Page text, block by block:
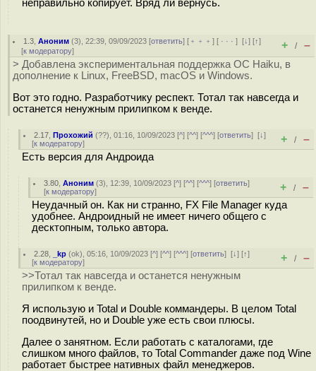
неправильно копирует. Вряд ли вернусь.
1.3 ,Аноним (3), 22:39, 09/09/2023 [ответить] [ ﹢﹢﹢] [ · · ·][↓] [↑]
[к модератору] + / –
> Добавлена экспериментальная поддержка ОС Haiku, в
дополнение к Linux, FreeBSD, macOS и Windows.
Вот это годно. Разработчику респект. Тотал так навсегда и
останется ненужным прилипком к венде.
2.17 ,Прохожий (??), 01:16, 10/09/2023 [^] [^^] [^^^] [ответить][↓]
[к модератору] + / –
Есть версия для Андроида
3.80 ,Аноним (3), 12:39, 10/09/2023 [^] [^^] [^^^] [ответить]
[к модератору] + / –
Неудачный он. Как ни странно, FX File Manager куда
удобнее. Андроидный не имеет ничего общего с
десктопным, только автора.
2.28 _kp (ok), 05:16, 10/09/2023 [^] [^^] [^^^] [ответить][↓] [↑]
[к модератору] + / –
>>Тотал так навсегда и останется ненужным
прилипком к венде.
Я использую и Total и Double коммандеры. В целом Total
поодвинутей, но и Double уже есть свои плюсы.
Далее о занятном. Если работать с каталогами, где
слишком много файлов, то Total Commander даже под Wine
работает быстрее нативных файл менеджеров.